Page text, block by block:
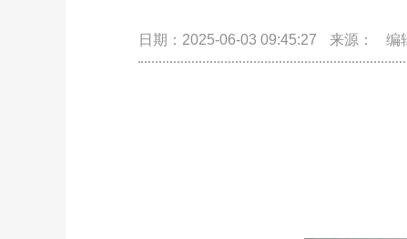
日期：2025-06-03 09:45:27 来源： 编